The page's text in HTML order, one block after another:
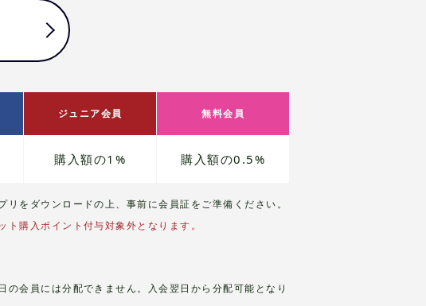
ジュニア会員
購入額の1%
無料会員
購入額の0.5%
をダウンロードの上、事前に会員証をご準備ください。
購入ポイント付与対象外となります。
会員には分配できません。入会翌日から分配可能となり